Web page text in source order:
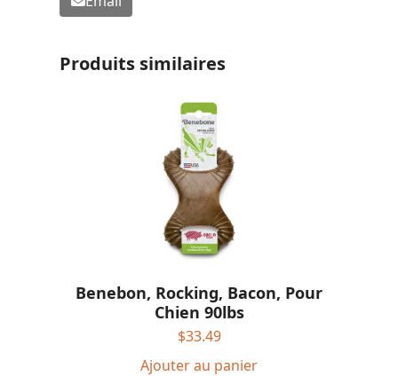
Produits similaires
Benebon, Rocking, Bacon, Pour
Chien 90lbs
$33.49
Ajouter au panier